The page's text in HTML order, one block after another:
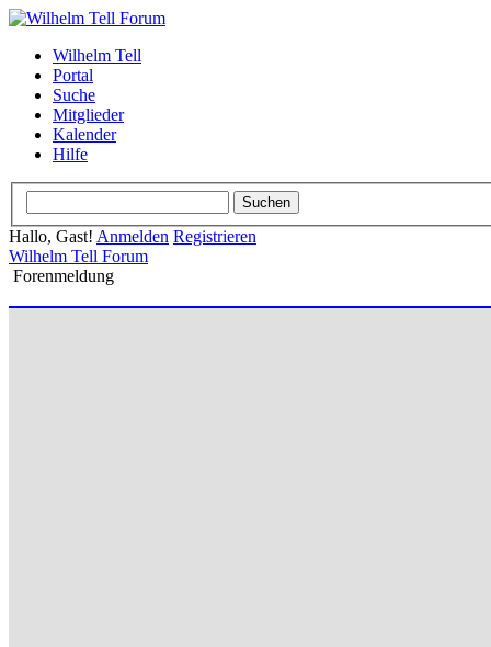
Wilhelm Tell
Portal
Suche
Mitglieder
Kalender
Hilfe
Hallo, Gast! Anmelden Registrieren
Wilhelm Tell Forum
Forenmeldung